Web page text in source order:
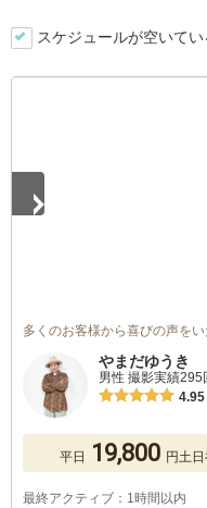
スケジュールが空いて
多くのお客様から喜びの声を
やまだゆうき
男性 撮影実績295
4.95
平日 19,800 円土
最終アクティブ：1時間以内